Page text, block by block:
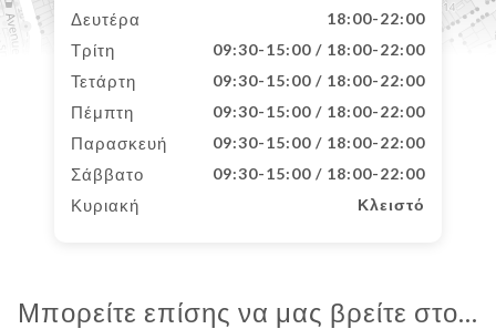
Δευτέρα 18:00-22:00
Τρίτη 09:30-15:00 / 18:00-22:00
Τετάρτη 09:30-15:00 / 18:00-22:00
Πέμπτη 09:30-15:00 / 18:00-22:00
Παρασκευή 09:30-15:00 / 18:00-22:00
Σάββατο 09:30-15:00 / 18:00-22:00
Κυριακή Κλειστό
Μπορείτε επίσης να μας βρείτε στο...